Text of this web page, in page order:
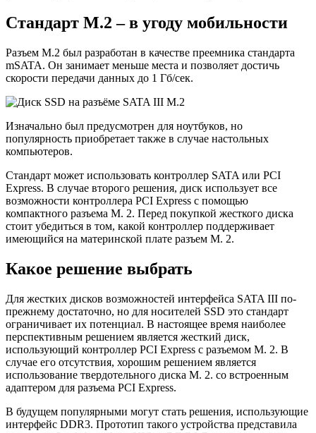
Стандарт M.2 – в угоду мобильности
Разъем M.2 был разработан в качестве преемника стандарта
mSATA. Он занимает меньше места и позволяет достичь
скорости передачи данных до 1 Гб/сек.
Изначально был предусмотрен для ноутбуков, но
популярность приобретает также в случае настольных
компьютеров.
Стандарт может использовать контроллер SATA или PCI
Express. В случае второго решения, диск использует все
возможности контроллера PCI Express с помощью
компактного разъема M. 2. Перед покупкой жесткого диска
стоит убедиться в том, какой контроллер поддерживает
имеющийся на материнской плате разъем M. 2.
Какое решение выбрать
Для жестких дисков возможностей интерфейса SATA III по-
прежнему достаточно, но для носителей SSD это стандарт
ограничивает их потенциал. В настоящее время наиболее
перспективным решением является жесткий диск,
использующий контроллер PCI Express с разъемом M. 2. В
случае его отсутствия, хорошим решением является
использование твердотельного диска M. 2. со встроенным
адаптером для разъема PCI Express.
В будущем популярными могут стать решения, использующие
интерфейс DDR3. Прототип такого устройства представила